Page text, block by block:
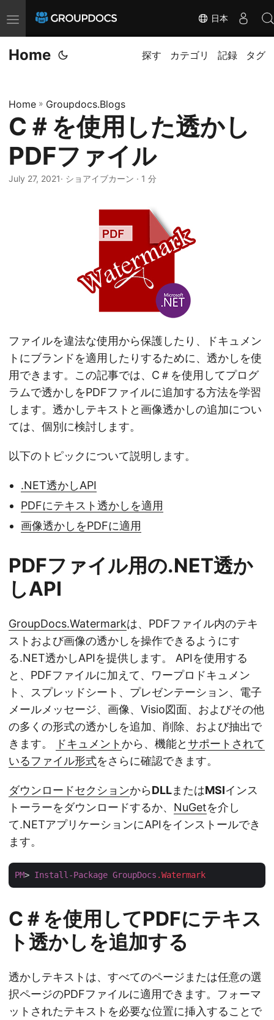
T
o
g
e
n
v
i
日本
Home 探す カテゴリ 記録 タグ
Home » Groupdocs.Blogs
C＃を使用した透かし
PDFファイル
July 27, 2021· ショアイブカーン · 1 分
ファイルを違法な使用から保護したり、ドキュメン
トにブランドを適用したりするために、透かしを使
用できます。この記事では、C＃を使用してプログ
ラムで透かしをPDFファイルに追加する方法を学習
します。透かしテキストと画像透かしの追加につい
ては、個別に検討します。
以下のトピックについて説明します。
.NET透かしAPI
PDFにテキスト透かしを適用
画像透かしをPDFに適用
PDFファイル用の.NET透か
しAPI
GroupDocs.Watermarkは、PDFファイル内のテキ
ストおよび画像の透かしを操作できるようにす
る.NET透かしAPIを提供します。 APIを使用する
と、PDFファイルに加えて、ワープロドキュメン
ト、スプレッドシート、プレゼンテーション、電子
メールメッセージ、画像、Visio図面、およびその他
の多くの形式の透かしを追加、削除、および抽出で
きます。
ドキュメントから、機能とサポートされて
いるファイル形式をさらに確認できます。
ダウンロードセクションからDLLまたはMSIインス
トーラーをダウンロードするか、 NuGetを介し
て.NETアプリケーションにAPIをインストールでき
ます。
PM> Install-Package GroupDocs .Watermark
C＃を使用してPDFにテキス
ト透かしを追加する
透かしテキストは、すべてのページまたは任意の選
択ページのPDFファイルに適用できます。フォーマ
ットされたテキストを必要な位置に挿入することで